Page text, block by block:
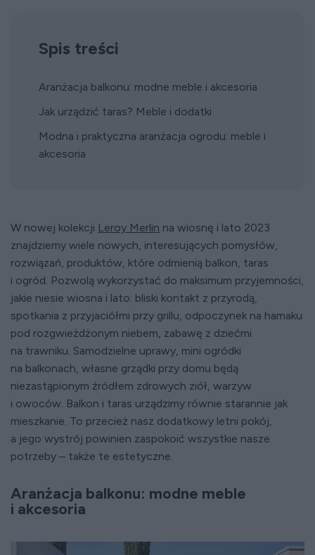
Spis treści
Aranżacja balkonu: modne meble i akcesoria
Jak urządzić taras? Meble i dodatki
Modna i praktyczna aranżacja ogrodu: meble i
akcesoria
W nowej kolekcji Leroy Merlin na wiosnę i lato 2023
znajdziemy wiele nowych, interesujących pomysłów,
rozwiązań, produktów, które odmienią balkon, taras
i ogród. Pozwolą wykorzystać do maksimum przyjemności,
jakie niesie wiosna i lato: bliski kontakt z przyrodą,
spotkania z przyjaciółmi przy grillu, odpoczynek na hamaku
pod rozgwieżdżonym niebem, zabawę z dziećmi
na trawniku. Samodzielne uprawy, mini ogródki
na balkonach, własne grządki przy domu będą
niezastąpionym źródłem zdrowych ziół, warzyw
i owoców. Balkon i taras urządzimy równie starannie jak
mieszkanie. To przecież nasz dodatkowy letni pokój,
a jego wystrój powinien zaspokoić wszystkie nasze
potrzeby – także te estetyczne.
Aranżacja balkonu: modne meble
i akcesoria